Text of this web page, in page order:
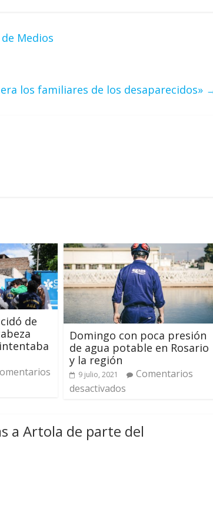
Medios
los familiares de los desaparecidos»
de
Domingo con poca presión
de agua potable en Rosario
y la región
9 julio, 2021
Comentarios
desactivados
a Artola de parte del